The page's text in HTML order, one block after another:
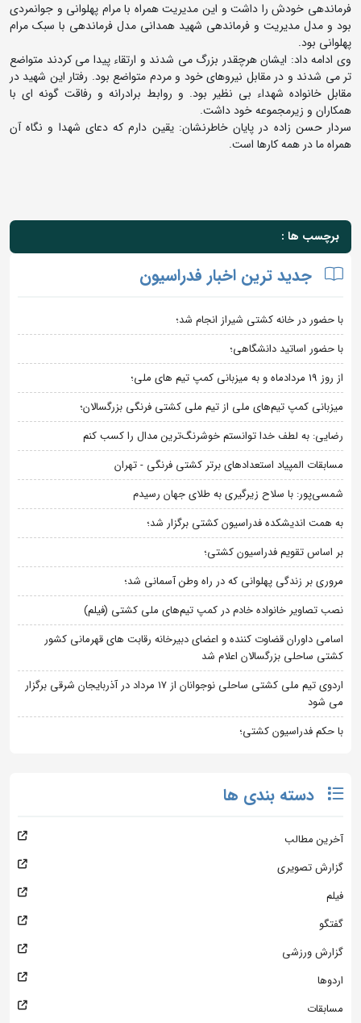
فرماندهی خودش را داشت و این مدیریت همراه با مرام پهلوانی و جوانمردی
بود و مدل مدیریت و فرماندهی شهید همدانی مدل فرماندهی با سبک مرام
پهلوانی بود.
وی ادامه داد: ایشان هرچقدر بزرگ می شدند و ارتقاء پیدا می کردند متواضع
تر می شدند و در مقابل نیروهای خود و مردم متواضع بود. رفتار این شهید در
مقابل خانواده شهداء بی نظیر بود. و روابط برادرانه و رفاقت گونه ای با
همکاران و زیرمجموعه خود داشت.
سردار حسن زاده در پایان خاطرنشان: یقین دارم که دعای شهدا و نگاه آن
همراه ما در همه کارها است.
برچسب ها :
جدید ترین اخبار فدراسیون
با حضور در خانه کشتی شیراز انجام شد؛
با حضور اساتید دانشگاهی؛
از روز 19 مردادماه و به میزبانی کمپ تیم های ملی؛
میزبانی کمپ تیم‌های ملی از تیم ملی کشتی فرنگی بزرگسالان؛
رضایی: به لطف خدا توانستم خوشرنگ‌ترین مدال را کسب کنم
مسابقات المپیاد استعدادهای برتر کشتی فرنگی - تهران
شمسی‌پور: با سلاح زیرگیری به طلای جهان رسیدم
به همت اندیشکده فدراسیون کشتی برگزار شد؛
بر اساس تقویم فدراسیون کشتی؛
مروری بر زندگی پهلوانی که در راه وطن آسمانی شد؛
نصب تصاویر خانواده خادم در کمپ تیم‌های ملی کشتی (فیلم)
اسامی داوران قضاوت کننده و اعضای دبیرخانه رقابت های قهرمانی کشور
کشتی ساحلی بزرگسالان اعلام شد
اردوی تیم ملی کشتی ساحلی نوجوانان از 17 مرداد در آذربایجان شرقی برگزار
می شود
با حکم فدراسیون کشتی؛
دسته بندی ها
آخرین مطالب
گزارش تصویری
فیلم
گفتگو
گزارش ورزشی
اردوها
مسابقات